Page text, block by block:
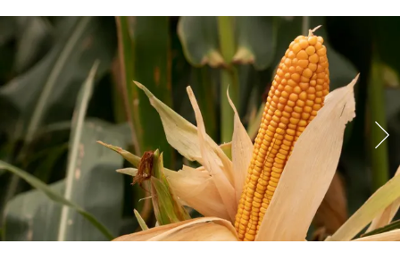
Regionales
Clima
Agronegocios
Mercados
Seguinos